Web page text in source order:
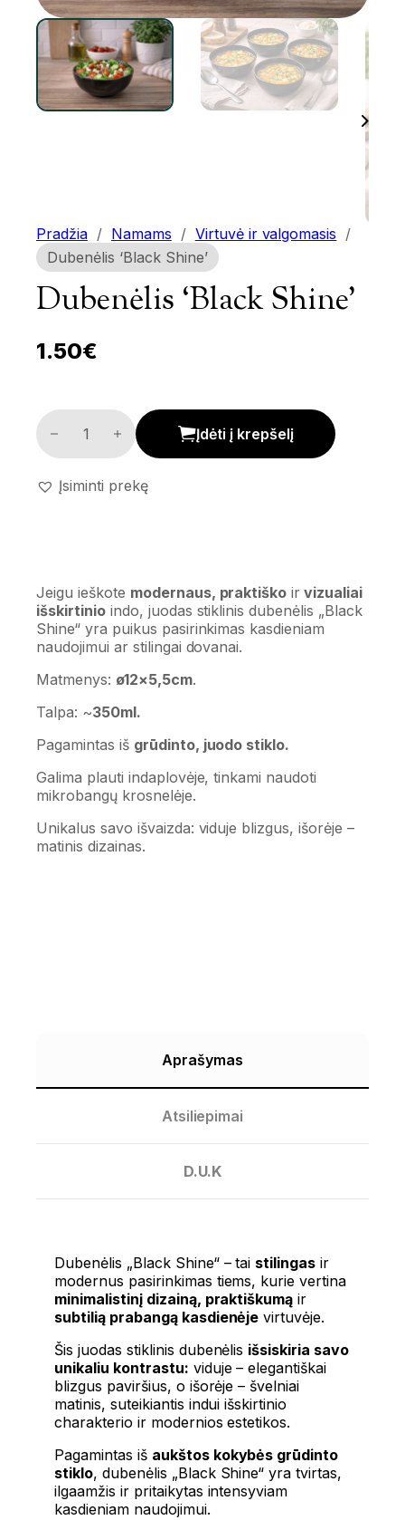
Pradžia / Namams / Virtuvė ir valgomasis /
Dubenėlis ‘Black Shine’
Dubenėlis ‘Black Shine’
1.50€
Dubenėlis 'Black Shine' kiekis
Įdėti į krepšelį
Įsiminti prekę
Jeigu ieškote modernaus, praktiško ir vizualiai
išskirtinioindo, juodas stiklinis dubenėlis „Black
Shine“ yra puikus pasirinkimas kasdieniam
naudojimui ar stilingai dovanai.
Matmenys: ø12×5,5cm.
Talpa: ~350ml.
Pagamintas iš grūdinto, juodo stiklo.
Galima plauti indaplovėje, tinkami naudoti
mikrobangų krosnelėje.
Unikalus savo išvaizda: viduje blizgus, išorėje –
matinis dizainas.
Aprašymas
Atsiliepimai
D.U.K
Dubenėlis „Black Shine“ – tai stilingas ir
modernus pasirinkimas tiems, kurie vertina
minimalistinį dizainą, praktiškumą ir
subtilią prabangą kasdienėje virtuvėje.
Šis juodas stiklinis dubenėlis išsiskiria savo
unikaliu kontrastu: viduje – elegantiškai
blizgus paviršius, o išorėje – švelniai
matinis, suteikiantis indui išskirtinio
charakterio ir modernios estetikos.
Pagamintas iš aukštos kokybės grūdinto
stiklo, dubenėlis „Black Shine“ yra tvirtas,
ilgaamžis ir pritaikytas intensyviam
kasdieniam naudojimui.